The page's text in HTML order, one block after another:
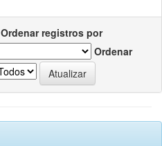
Ordenar registros por
Ordenar